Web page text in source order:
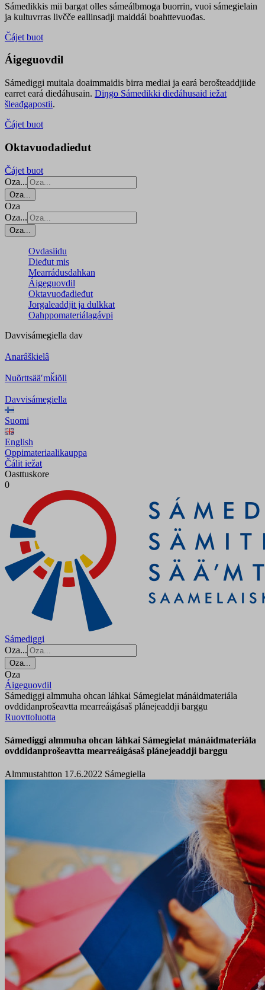
Sámedikkis mii bargat olles sámeálbmoga buorrin, vuoi sámegielain
ja kultuvrras livčče eallinsadji maiddái boahttevuođas.
Čájet buot
Áigeguovdil
Sámediggi muitala doaimmaidis birra mediai ja eará berošteaddjiide
earret eará dieđáhusain. Diŋgo Sámedikki dieđáhusaid iežat
šleađgapostii.
Čájet buot
Oktavuođadieđut
Čájet buot
Oza...
Oza...
Oza
Oza...
Oza...
Ovdasiidu
Dieđut mis
Mearrádusdahkan
Áigeguovdil
Oktavuođadieđut
Jorgaleaddjit ja dulkkat
Oahppomateriálagávpi
Davvisámegiella dav
Anarâškielâ
Nuõrttsääʹmǩiõll
Davvisámegiella
Suomi
English
Oppimateriaalikauppa
Čálit iežat
Oasttuskore
0
Sámediggi
Oza...
Oza...
Oza
Áigeguovdil
Sámediggi almmuha ohcan láhkai Sámegielat mánáidmateriála
ovddidanprošeavtta mearreáigásaš plánejeaddji barggu
Ruovttoluotta
Sámediggi almmuha ohcan láhkai Sámegielat mánáidmateriála
ovddidanprošeavtta mearreáigásaš plánejeaddji barggu
Almmustahtton 17.6.2022 Sámegiella